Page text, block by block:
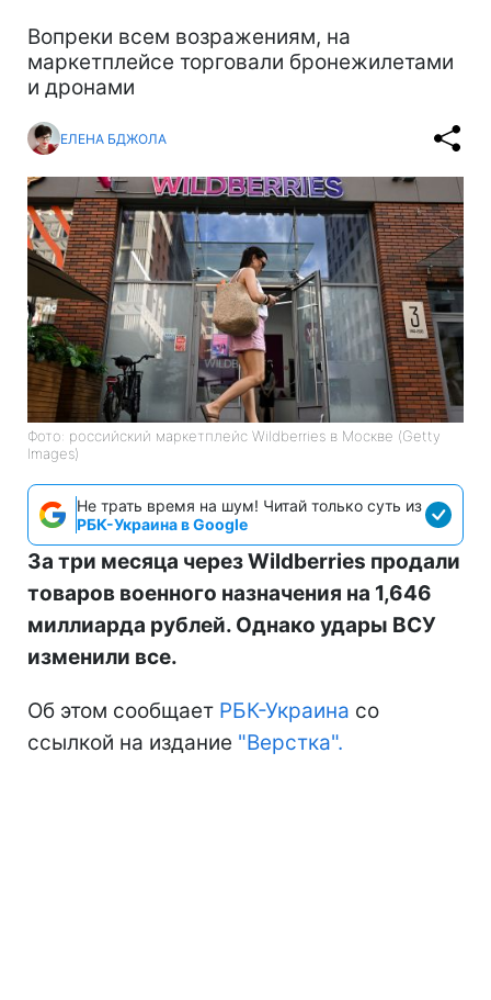
Вопреки всем возражениям, на
маркетплейсе торговали бронежилетами
и дронами
ЕЛЕНА БДЖОЛА
Фото: российский маркетплейс Wildberries в Москве (Getty
Images)
Не трать время на шум! Читай только суть из
РБК-Украина в Google
За три месяца через Wildberries продали
товаров военного назначения на 1,646
миллиарда рублей. Однако удары ВСУ
изменили все.
Об этом сообщает РБК-Украина со
ссылкой на издание "Верстка".